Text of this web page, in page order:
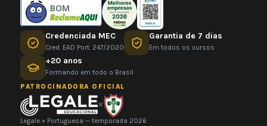
BOM
Credenciada MEC
Cred. EAD Port. 247/2020
Garantia de 7 dias
Em todos os cursos
+20 anos
Formando em todo o Brasil
PATROCINADORA OFICIAL
×
Legale × Portuguesa — temporada 2026